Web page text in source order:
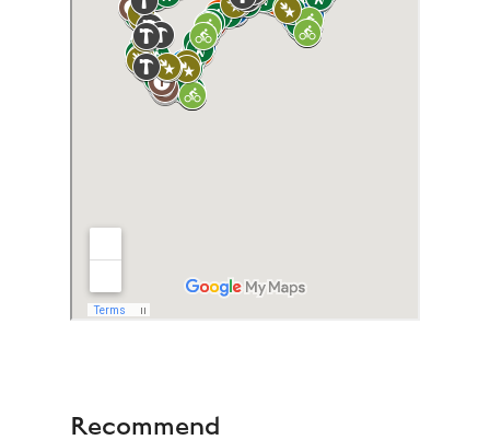
Recommend